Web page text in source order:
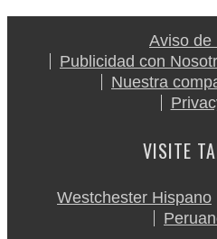
Aviso de
Publicidad con
Nuestra
VISITE
Westchester Hispano